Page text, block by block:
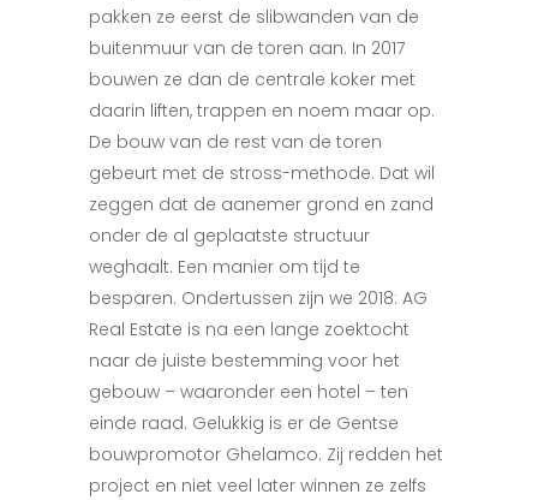
pakken ze eerst de slibwanden van de
buitenmuur van de toren aan. In 2017
bouwen ze dan de centrale koker met
daarin liften, trappen en noem maar op.
De bouw van de rest van de toren
gebeurt met de stross-methode. Dat wil
zeggen dat de aanemer grond en zand
onder de al geplaatste structuur
weghaalt. Een manier om tijd te
besparen. Ondertussen zijn we 2018: AG
Real Estate is na een lange zoektocht
naar de juiste bestemming voor het
gebouw – waaronder een hotel – ten
einde raad. Gelukkig is er de Gentse
bouwpromotor Ghelamco. Zij redden het
project en niet veel later winnen ze zelfs